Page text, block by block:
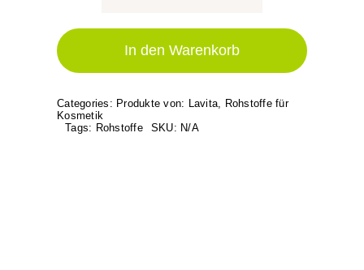
(Hautberuhigend,
entzündungshemmend,
In den Warenkorb
Categories: Produkte von: Lavita
Rohstoffe für
Kosmetik
Tags: Rohstoffe SKU: N/A